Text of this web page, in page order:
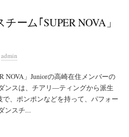
ーム｢SUPER NOVA」
admin
NOVA」Juniorの高崎在住メンバーの
ンスは、チアリ―ティングから派生
で、ポンポンなどを持って、パフォー
ンスチ...